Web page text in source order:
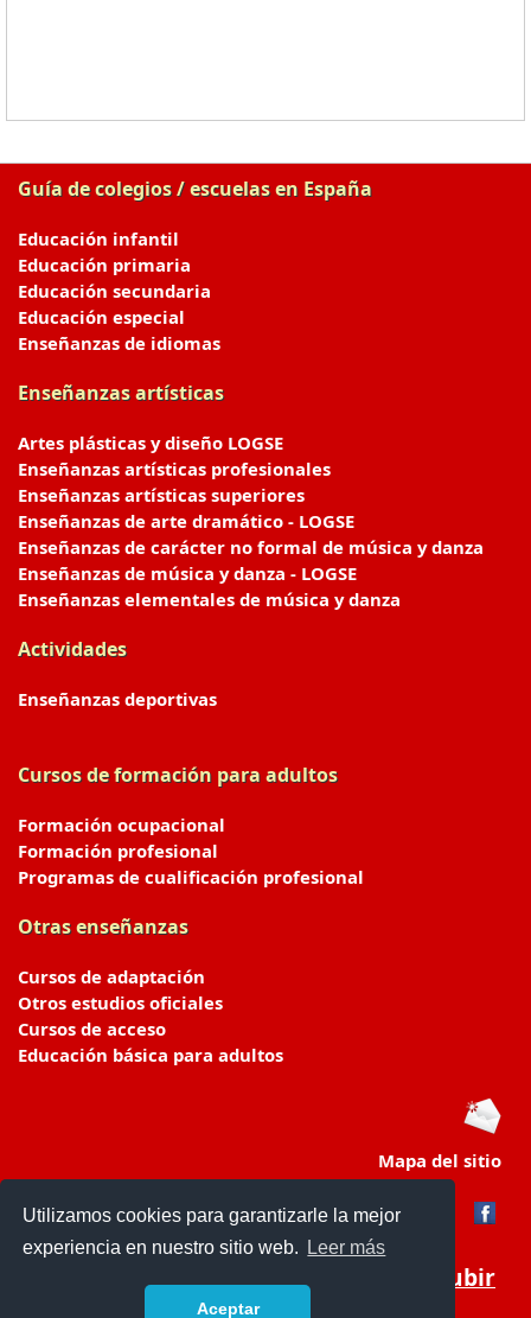
Utilizamos cookies para garantizarle la mejor
experiencia en nuestro sitio web.
Leer más
Aceptar
Guía de colegios / escuelas en España
Educación infantil
Educación primaria
Educación secundaria
Educación especial
Enseñanzas de idiomas
Enseñanzas artísticas
Artes plásticas y diseño LOGSE
Enseñanzas artísticas profesionales
Enseñanzas artísticas superiores
Enseñanzas de arte dramático - LOGSE
Enseñanzas de carácter no formal de música y danza
Enseñanzas de música y danza - LOGSE
Enseñanzas elementales de música y danza
Actividades
Enseñanzas deportivas
Cursos de formación para adultos
Formación ocupacional
Formación profesional
Programas de cualificación profesional
Otras enseñanzas
Cursos de adaptación
Otros estudios oficiales
Cursos de acceso
Educación básica para adultos
Mapa del sitio
Subir